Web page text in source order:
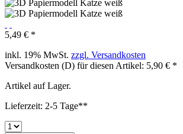
5,49 € *
inkl. 19% MwSt. zzgl. Versandkosten
Versandkosten (D) für diesen Artikel: 5,90 € *
Artikel auf Lager.
Lieferzeit: 2-5 Tage**